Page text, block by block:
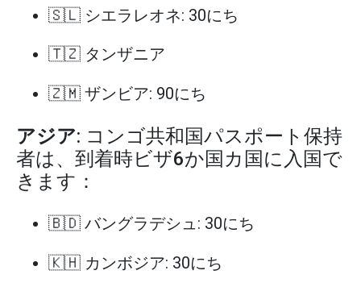
🇸🇱 シエラレオネ: 30にち
🇹🇿 タンザニア
🇿🇲 ザンビア: 90にち
アジア: コンゴ共和国パスポート保持
者は、到着時ビザ6か国カ国に入国で
きます：
🇧🇩 バングラデシュ: 30にち
🇰🇭 カンボジア: 30にち